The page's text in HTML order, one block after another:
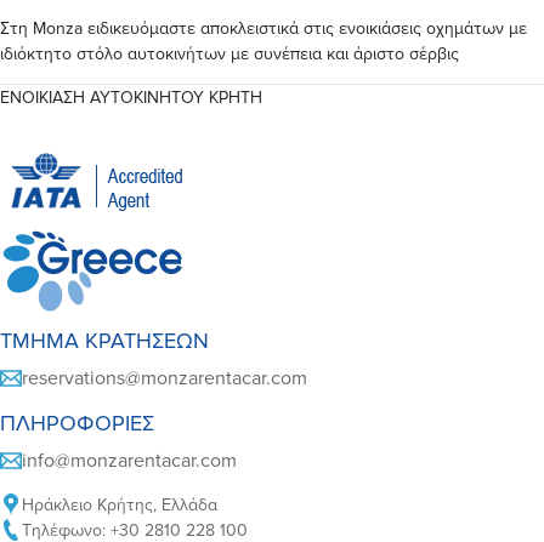
Στη Monza ειδικευόμαστε αποκλειστικά στις ενοικιάσεις οχημάτων με
ιδιόκτητο στόλο αυτοκινήτων με συνέπεια και άριστο σέρβις
ΕΝΟΙΚΙΑΣΗ ΑΥΤΟΚΙΝΗΤΟΥ ΚΡΗΤΗ
ΤΜΉΜΑ ΚΡΑΤΉΣΕΩΝ
reservations@monzarentacar.com
ΠΛΗΡΟΦΟΡΊΕΣ
info@monzarentacar.com
Ηράκλειο Κρήτης, Ελλάδα
Τηλέφωνο: +30 2810 228 100